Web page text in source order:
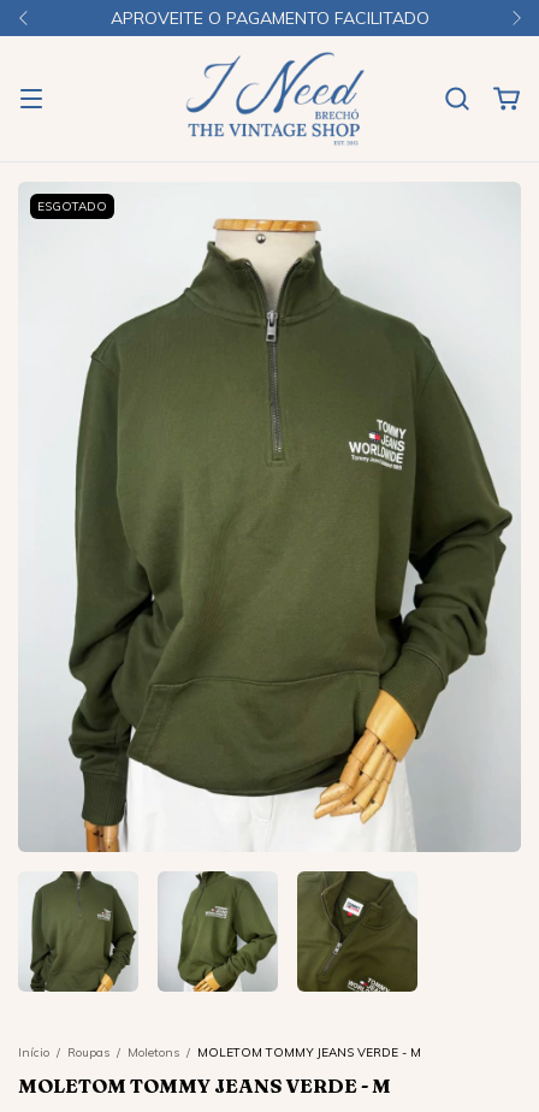
APROVEITE O PAGAMENTO FACILITADO
ESGOTADO
Início / Roupas / Moletons / MOLETOM TOMMY JEANS VERDE - M
MOLETOM TOMMY JEANS VERDE - M